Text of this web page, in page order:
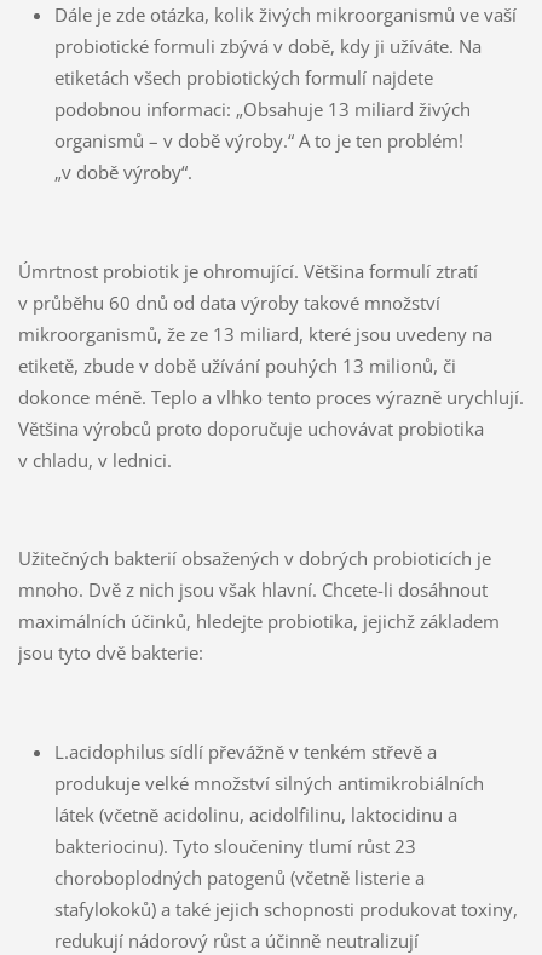
Dále je zde otázka, kolik živých mikroorganismů ve vaší
probiotické formuli zbývá v době, kdy ji užíváte. Na
etiketách všech probiotických formulí najdete
podobnou informaci: „Obsahuje 13 miliard živých
organismů – v době výroby.“ A to je ten problém!
„v době výroby“.
Úmrtnost probiotik je ohromující. Většina formulí ztratí
v průběhu 60 dnů od data výroby takové množství
mikroorganismů, že ze 13 miliard, které jsou uvedeny na
etiketě, zbude v době užívání pouhých 13 milionů, či
dokonce méně. Teplo a vlhko tento proces výrazně urychlují.
Většina výrobců proto doporučuje uchovávat probiotika
v chladu, v lednici.
Užitečných bakterií obsažených v dobrých probioticích je
mnoho. Dvě z nich jsou však hlavní. Chcete-li dosáhnout
maximálních účinků, hledejte probiotika, jejichž základem
jsou tyto dvě bakterie:
L.acidophilus sídlí převážně v tenkém střevě a
produkuje velké množství silných antimikrobiálních
látek (včetně acidolinu, acidolfilinu, laktocidinu a
bakteriocinu). Tyto sloučeniny tlumí růst 23
choroboplodných patogenů (včetně listerie a
stafylokoků) a také jejich schopnosti produkovat toxiny,
redukují nádorový růst a účinně neutralizují